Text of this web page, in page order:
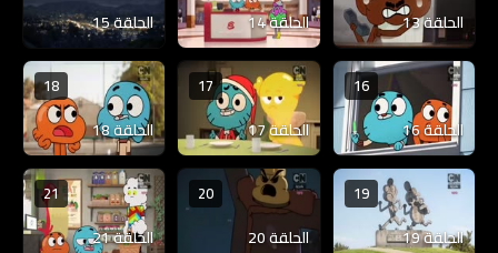
الحلقة 13 الحلقة 14 الحلقة 15
16
الحلقة 16
17
الحلقة 17
18
الحلقة 18
19
الحلقة 19
20
الحلقة 20
21
الحلقة 21